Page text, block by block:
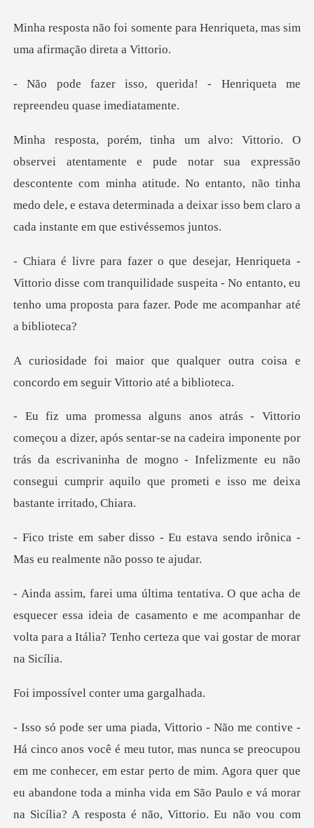
e para Henriqueta, mas sim
um
rida! - Henriqueta me
repr
sua expressão
descontente com minha atitude. No entanto, não tinha
medo dele, e es
orio disse com tranquilidade suspeita - No entanto, eu
tenho
quer outra coisa e
concordo em s
-se na cadeira imponente por
trás da escrivaninha de mogno - Infelizmente eu nã
Eu estava sendo irônica -
Mas e
quecer essa ideia de casamento e me acompanhar de
volta par
el conter um
nunca se preocupou
em me conhecer, em estar perto de mim. Agora quer que
eu abandone toda a